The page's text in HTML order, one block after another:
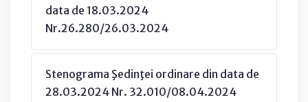
data de 18.03.2024
Nr.26.280/26.03.2024
Stenograma Şedinţei ordinare din data de
28.03.2024 Nr. 32.010/08.04.2024